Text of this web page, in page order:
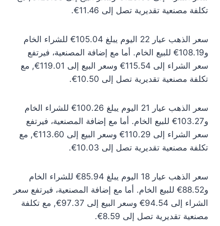
تكلفة مصنعية تقديرية تصل إلى 11.46€.
سعر الذهب عيار 22 اليوم يبلغ 105.04€ للشراء الخام
و108.19€ للبيع الخام. أما مع إضافة المصنعية، فيرتفع
سعر الشراء إلى 115.54€ وسعر البيع إلى 119.01€, مع
تكلفة مصنعية تقديرية تصل إلى 10.50€.
سعر الذهب عيار 21 اليوم يبلغ 100.26€ للشراء الخام
و103.27€ للبيع الخام. أما مع إضافة المصنعية، فيرتفع
سعر الشراء إلى 110.29€ وسعر البيع إلى 113.60€, مع
تكلفة مصنعية تقديرية تصل إلى 10.03€.
سعر الذهب عيار 18 اليوم يبلغ 85.94€ للشراء الخام
و88.52€ للبيع الخام. أما مع إضافة المصنعية، فيرتفع سعر
الشراء إلى 94.54€ وسعر البيع إلى 97.37€, مع تكلفة
مصنعية تقديرية تصل إلى 8.59€.